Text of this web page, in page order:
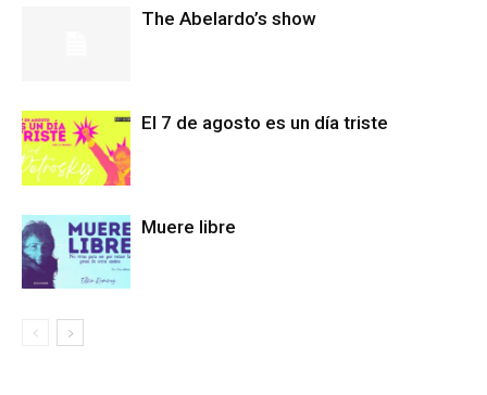
The Abelardo’s show
El 7 de agosto es un día triste
Muere libre